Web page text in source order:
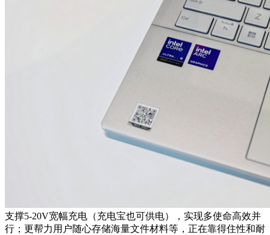
支撑5-20V宽幅充电（充电宝也可供电），实现多使命高效并
行；更帮力用户随心存储海量文件材料等，正在靠得住性和耐